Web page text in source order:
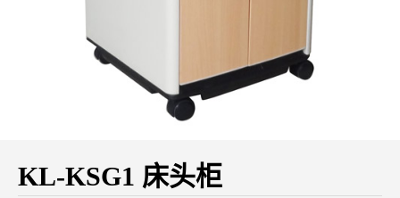
KL-KSG1 床头柜